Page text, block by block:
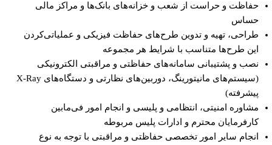
حفاظت و حراست از شعب و خزانه‌های بانک‌ها و مراکز مالی
حساس
طراحی، تهیه و تدوین طرح‌های حفاظت فیزیکی و عملیاتی‌کردن
این طرح‌ها متناسب با شرایط هر مجموعه
نصب و پشتیبانی سامانه‌های حفاظتی و مراقبتی الکترونیکی
(سیستم‌های مانیتورینگ، دوربین‌های نظارتی و دستگاه‌های X-Ray
پیشرفته)
مشاوره امنیتی، انتظامی و پلیسی و انجام امور فی‌مابین
کارفرمایان محترم و ادارات پلیس مربوطه
انجام سایر امور تخصصی حفاظتی و مراقبتی با توجه به نوع